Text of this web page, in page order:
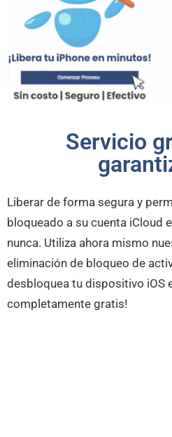
Servicio
Liberar de forma segura y
bloqueado a su cuenta iCloud
nunca. Utiliza ahora mismo
eliminación de bloqueo de
desbloquea tu dispositivo iOS
completamente gratis!